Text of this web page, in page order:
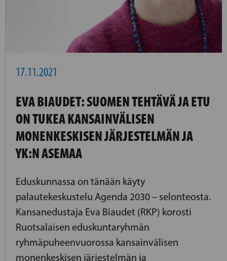
17.11.2021
EVA BIAUDET: SUOMEN TEHTÄVÄ JA ETU
ON TUKEA KANSAINVÄLISEN
MONENKESKISEN JÄRJESTELMÄN JA
YK:N ASEMAA
Eduskunnassa on tänään käyty
palautekeskustelu Agenda 2030 – selonteosta.
Kansanedustaja Eva Biaudet (RKP) korosti
Ruotsalaisen eduskuntaryhmän
ryhmäpuheenvuorossa kansainvälisen
monenkeskisen järjestelmän ja